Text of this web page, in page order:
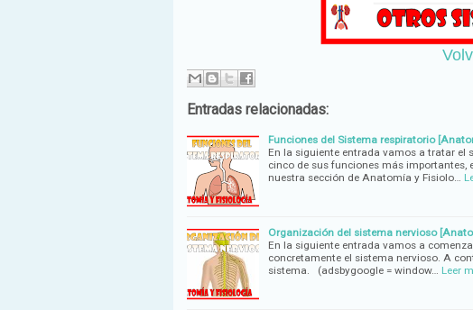
Entradas relacionadas:
Funciones del Sistema respiratorio
En la siguiente entrada vamos a tratar el
cinco de sus funciones más importantes,
nuestra sección de Anatomía y Fisiolo…
Organización del sistema nervioso
En la siguiente entrada vamos a
concretamente el sistema nervioso. A
sistema. (adsbygoogle = window…
Leer